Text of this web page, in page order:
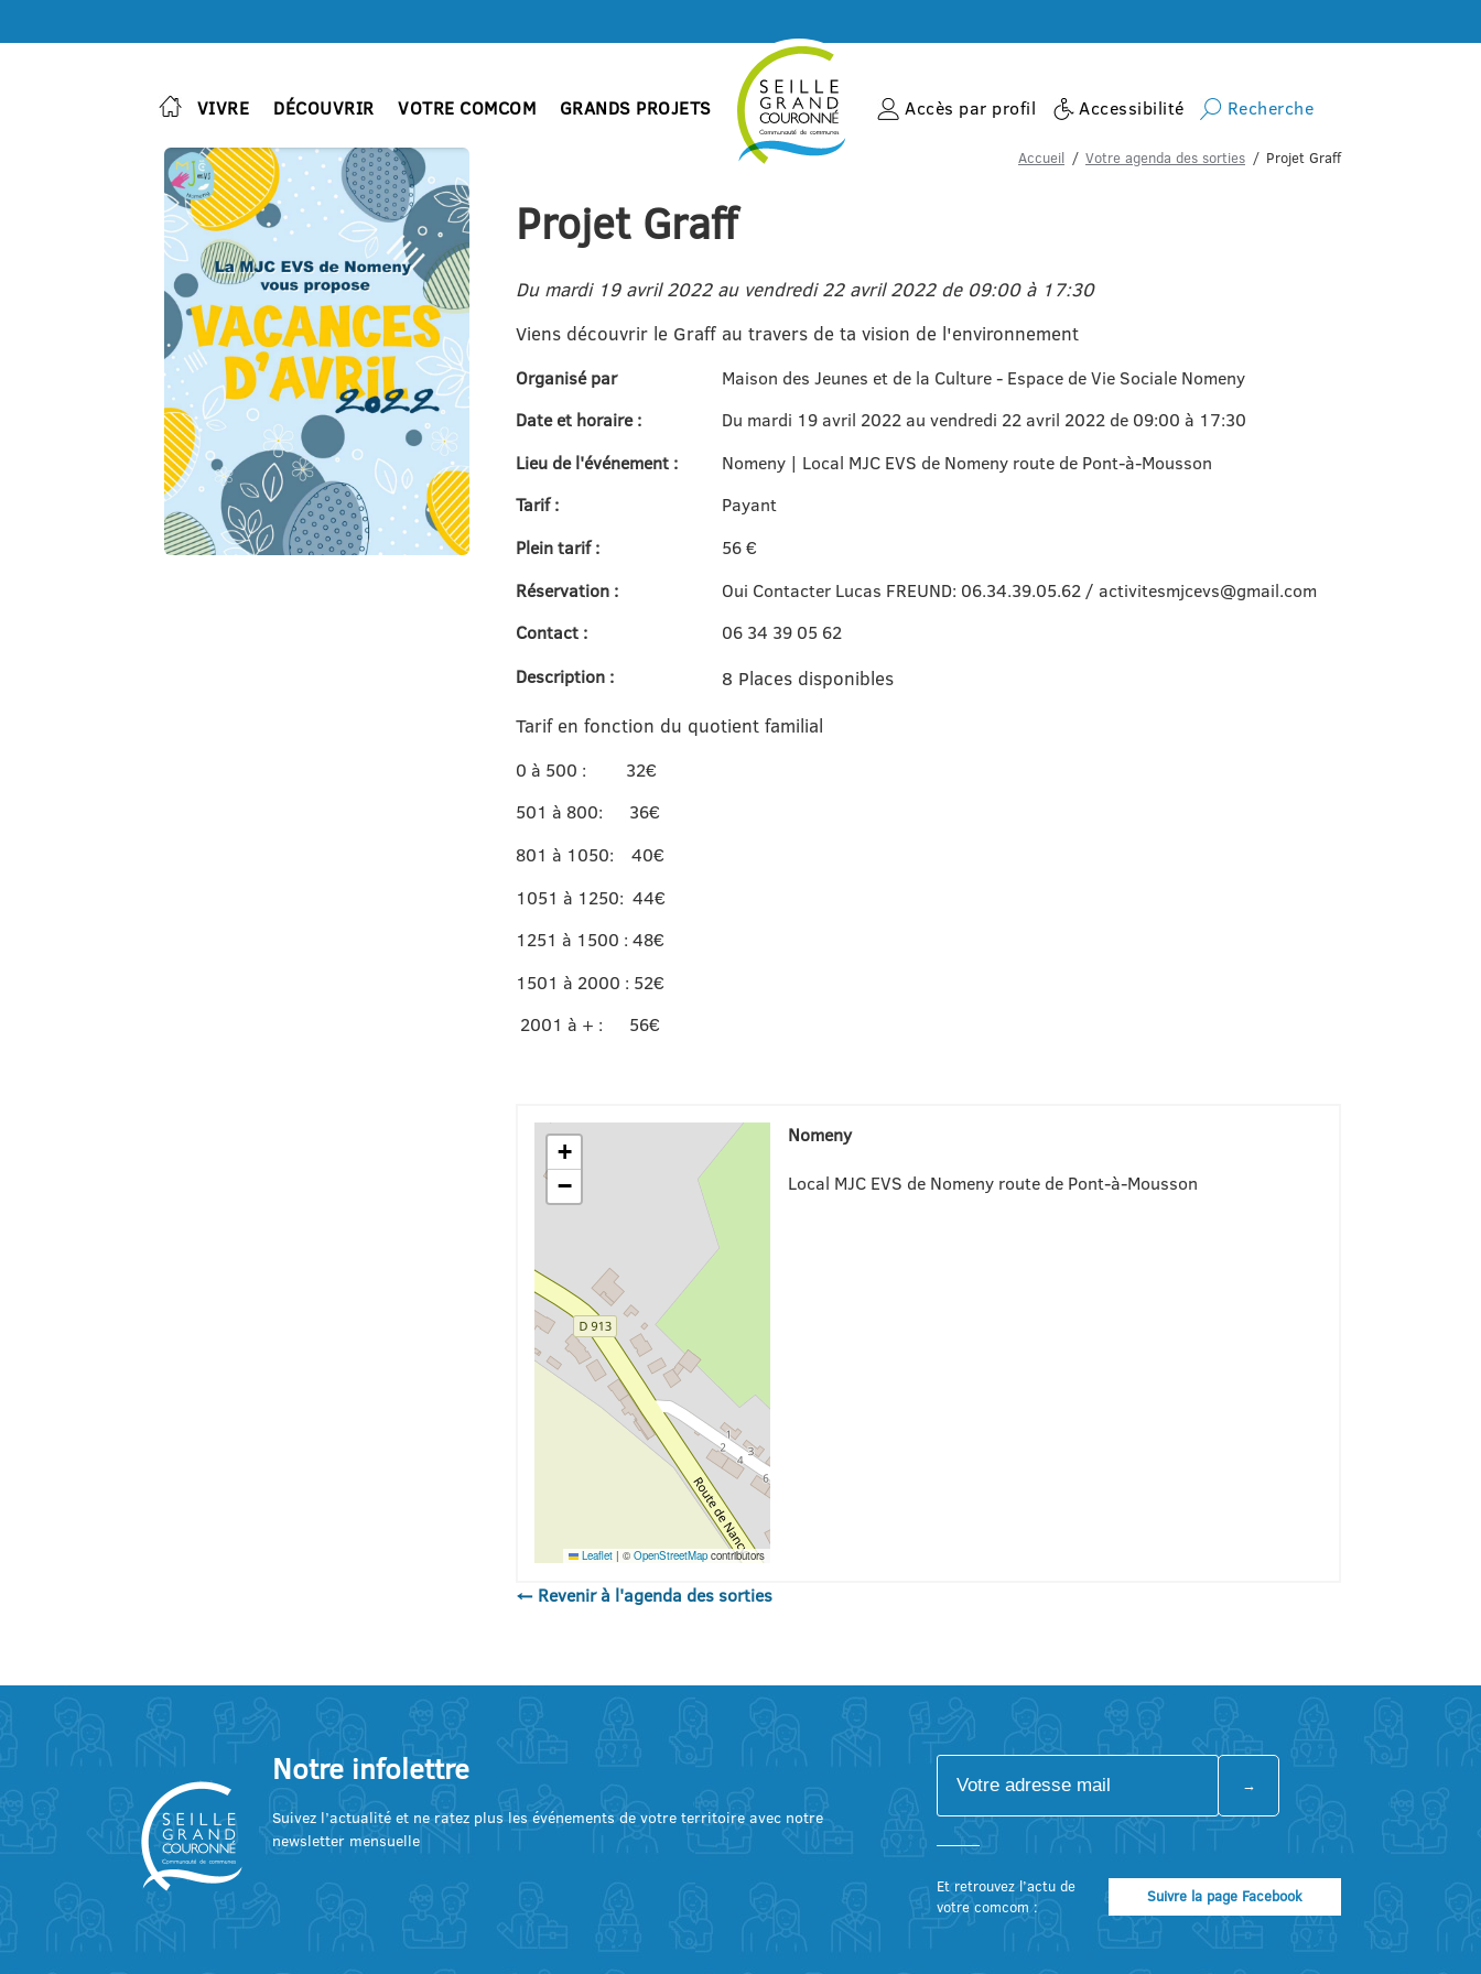
VIVRE DÉCOUVRIR VOTRE COMCOM GRANDS PROJETS Accès par profil Accessibilité Recherche
Accueil Votre agenda des sorties Projet Graff
Projet Graff
Du mardi 19 avril 2022 au vendredi 22 avril 2022 de 09:00 à 17:30
Viens découvrir le Graff au travers de ta vision de l'environnement
Organisé par
Maison des Jeunes et de la Culture - Espace de Vie Sociale Nomeny
Date et horaire :
Du mardi 19 avril 2022 au vendredi 22 avril 2022 de 09:00 à 17:30
Lieu de l'événement :
Nomeny | Local MJC EVS de Nomeny route de Pont-à-Mousson
Tarif :
Payant
Plein tarif :
56 €
Réservation :
Oui Contacter Lucas FREUND: 06.34.39.05.62 / activitesmjcevs@gmail.com
Contact :
06 34 39 05 62
Description :
8 Places disponibles
Tarif en fonction du quotient familial
0 à 500 : 32€
501 à 800: 36€
801 à 1050: 40€
1051 à 1250: 44€
1251 à 1500 : 48€
1501 à 2000 : 52€
2001 à + : 56€
+
−
Leaflet | ©OpenStreetMap contributors
Nomeny
Local MJC EVS de Nomeny route de Pont-à-Mousson
← Revenir à l'agenda des sorties
Notre infolettre
Suivez l’actualité et ne ratez plus les événements de votre territoire avec notre
newsletter mensuelle
Et retrouvez l’actu de
votre comcom :
Suivre la page Facebook